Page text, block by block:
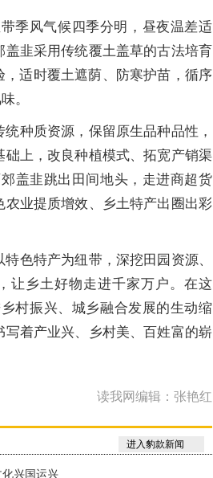
季风气候四季分明，昼夜温差适
韭采用传统覆土盖草的古法培育
适时覆土遮荫、防寒护苗，循序
。
种质资源，保留原生品种品性，
上，改良种植模式、拓宽产销渠
盖韭跳出田间地头，走进商超货
业提质增效、乡土特产出圈出彩
色特产为纽带，深挖田园资源、
让乡土好物走进千家万户。在这
村振兴、城乡融合发展的生动缩
着产业兴、乡村美、百姓富的崭
读我网编辑：张艳红
进入豹款新闻
兴国运兴